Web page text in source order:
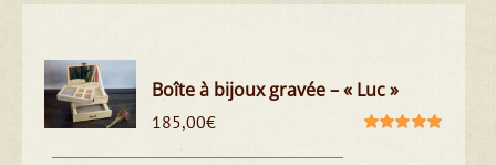
Boîte à bijoux gravée – « Luc »
185,00€